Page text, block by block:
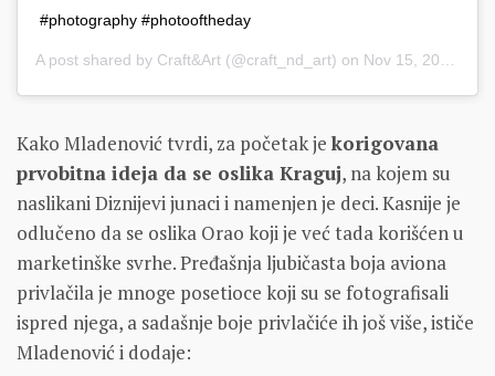
#photography #photooftheday
A post shared by Craft&Art (@craft_nd_art) on Nov 15, 2018 at 2:46am PST
Kako Mladenović tvrdi, za početak je korigovana
prvobitna ideja da se oslika Kraguj, na kojem su
naslikani Diznijevi junaci i namenjen je deci. Kasnije je
odlučeno da se oslika Orao koji je već tada korišćen u
marketinške svrhe. Pređašnja ljubičasta boja aviona
privlačila je mnoge posetioce koji su se fotografisali
ispred njega, a sadašnje boje privlačiće ih još više, ističe
Mladenović i dodaje: